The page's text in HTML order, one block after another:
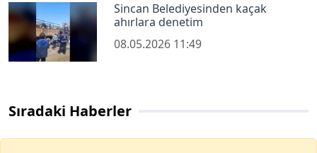
Sincan Belediyesinden kaçak
ahırlara denetim
08.05.2026 11:49
Sıradaki Haberler